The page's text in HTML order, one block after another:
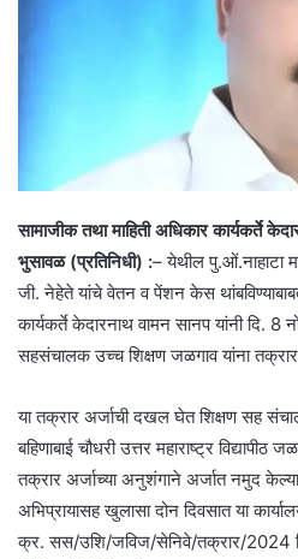
सामाजीक तथा माहिती अधिकार कार्यकर्ते
भुसावळ (प्रतिनिधी) :– येथील पु.ओं.नाहाटा
जी. नेहेते यांचे वेतन व पेंशन केस
कार्यकर्ते केदारनाथ वामन सानप यांनी दि. 8
सहसंचालक उच्च शिक्षण जळगाव यांना
या तक्रार अर्जाची दखल घेत शिक्षण सह
बहिणाबाई चौधरी उत्तर महाराष्ट्र विद्यापीठ
तक्रार अर्जाच्या अनुशंगाने अर्जात नमुद
अभिप्रायासह खुलासा दोन दिवसात या
क्र. सस/उशि/जविज/सेनिवे/तक्रार/2024